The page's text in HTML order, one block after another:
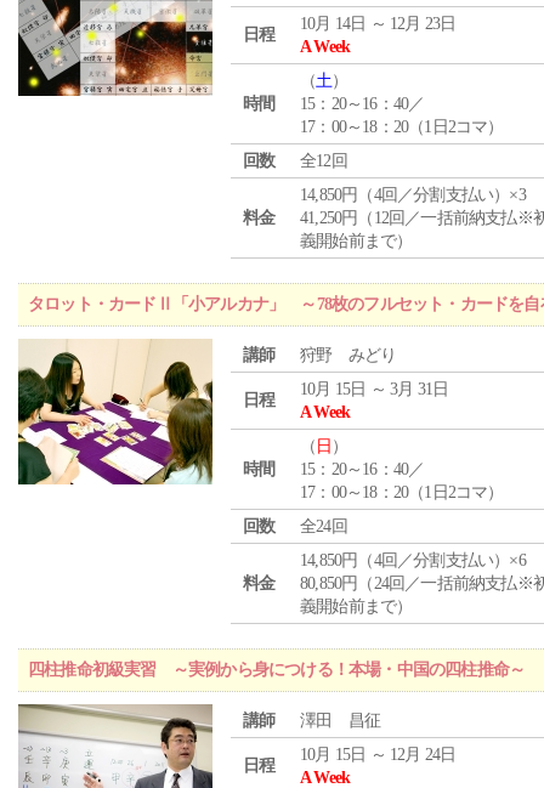
日程
10月 14日 ～ 12月 23日
A Week
時間
（土）
15：20～16：40／
17：00～18：20（1日2コマ）
回数
全12回
料金
14,850円（4回／分割支払い）×3
41,250円（12回／一括前納支払※
義開始前まで）
タロット・カードⅡ「小アルカナ」 ～78枚のフルセット・カードを自
講師 狩野 みどり
日程
10月 15日 ～ 3月 31日
A Week
時間
（ 日 ）
15：20～16：40／
17：00～18：20（1日2コマ）
回数
全24回
料金
14,850円（4回／分割支払い）×6
80,850円（24回／一括前納支払※
義開始前まで）
四柱推命初級実習 ～実例から身につける！本場・中国の四柱推命～
講師 澤田 昌征
日程
10月 15日 ～ 12月 24日
A Week